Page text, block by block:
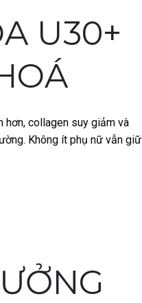
U30+
hơn, collagen suy giảm và
Không ít phụ nữ vẫn giữ